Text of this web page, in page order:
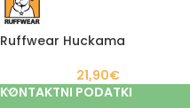
Ruffwear Huckama
21,90€
KONTAKTNI PODATKI